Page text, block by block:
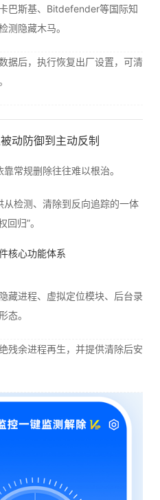
巴斯基、Bitdefender等国际知
测隐藏木马。
据后，执行恢复出厂设置，可清
动防御到主动反制
常规删除往往难以根治。
检测、清除到反向追踪的一体
归”。
核心功能体系
藏进程、虚拟定位模块、后台录
态。
残余进程再生，并提供清除后安